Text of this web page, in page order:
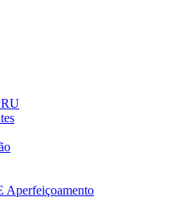
Aperfeiçoamento